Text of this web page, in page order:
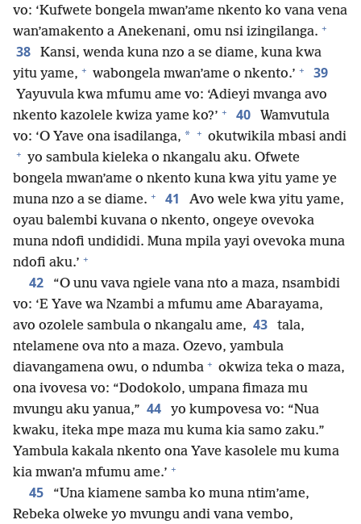
vo: ‘Kufwete bongela mwan’ame nkento ko vana vena
wan’amakento a Anekenani, omu nsi izingilanga. +
38
Kansi, wenda kuna nzo a se diame, kuna kwa
yitu yame, + wabongela mwan’ame o nkento.’ + 39
Yayuvula kwa mfumu ame vo: ‘Adieyi mvanga avo
nkento kazolele kwiza yame ko?’ + 40
Wamvutula
vo: ‘O Yave ona isadilanga, * + okutwikila mbasi andi
+ yo sambula kieleka o nkangalu aku. Ofwete
bongela mwan’ame o nkento kuna kwa yitu yame ye
muna nzo a se diame. + 41
Avo wele kwa yitu yame,
oyau balembi kuvana o nkento, ongeye ovevoka
muna ndofi undididi. Muna mpila yayi ovevoka muna
ndofi aku.’ +
42
“O unu vava ngiele vana nto a maza, nsambidi
vo: ‘E Yave wa Nzambi a mfumu ame Abarayama,
avo ozolele sambula o nkangalu ame, 43
tala,
ntelamene ova nto a maza. Ozevo, yambula
diavangamena owu, o ndumba + okwiza teka o maza,
ona ivovesa vo: “Dodokolo, umpana fimaza mu
mvungu aku yanua,” 44
yo kumpovesa vo: “Nua
kwaku, iteka mpe maza mu kuma kia samo zaku.”
Yambula kakala nkento ona Yave kasolele mu kuma
kia mwan’a mfumu ame.’ +
45
“Una kiamene samba ko muna ntim’ame,
Rebeka olweke yo mvungu andi vana vembo,